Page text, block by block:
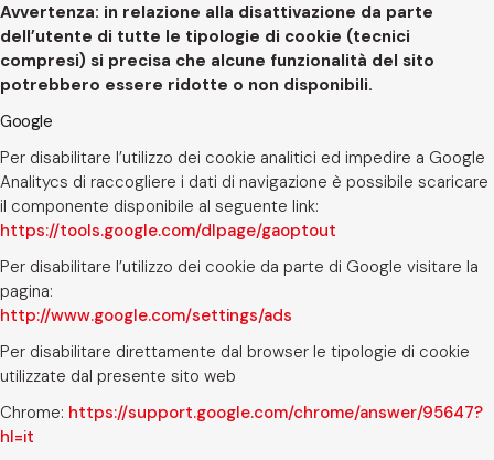
Avvertenza: in relazione alla disattivazione da parte
dell’utente di tutte le tipologie di cookie (tecnici
compresi) si precisa che alcune funzionalità del sito
potrebbero essere ridotte o non disponibili.
Google
Per disabilitare l’utilizzo dei cookie analitici ed impedire a Google
Analitycs di raccogliere i dati di navigazione è possibile scaricare
il componente disponibile al seguente link:
https://tools.google.com/dlpage/gaoptout
Per disabilitare l’utilizzo dei cookie da parte di Google visitare la
pagina:
http://www.google.com/settings/ads
Per disabilitare direttamente dal browser le tipologie di cookie
utilizzate dal presente sito web
Chrome: https://support.google.com/chrome/answer/95647?
hl=it